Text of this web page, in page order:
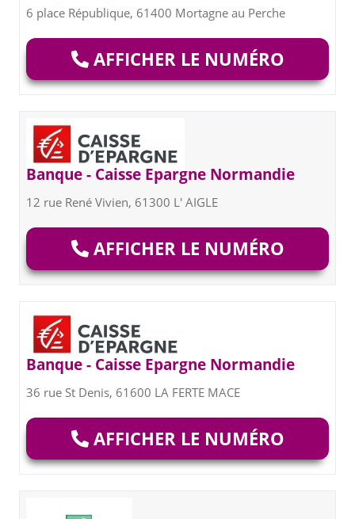
6 place République, 61400 Mortagne au Perche
AFFICHER LE NUMÉRO
Banque - Caisse Epargne Normandie
12 rue René Vivien, 61300 L' AIGLE
AFFICHER LE NUMÉRO
Banque - Caisse Epargne Normandie
36 rue St Denis, 61600 LA FERTE MACE
AFFICHER LE NUMÉRO